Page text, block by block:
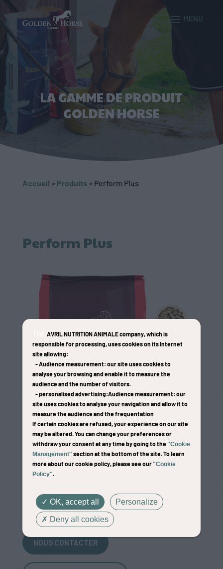
LA GAMME DE PRODUIT
GOLDEN HORSE
Accueil » Produits » Perform Plus
Perform Plus
Perform Plus est un aliment complémentaire de
pratiquant une activité intense
NOUS CONTACTER
AVRIL NUTRITION ANIMALE company, which is
responsible for processing, uses cookies on its Internet
site allowing:
-Audience measurement: our site uses cookies to
analyse your browsing and enable it to measure the
audience and the number of visitors.
-personalised advertising:Audience measurement: our
site uses cookies to analyse your navigation and allow it to
measure the audience and the frequentation
If certain cookies are refused, your experience on our site
may be altered. You can change your preferences or
withdraw your consent at any time by going to the "Cookie
Management" section at the bottom of the site. To learn
more about our cookie policy, please see our"Cookie
Policy".
OK, accept all Personalize
Deny all cookies